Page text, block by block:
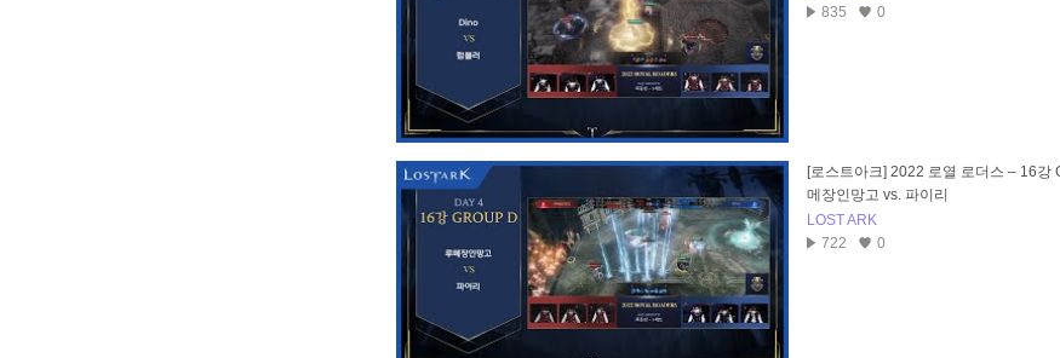
835
0
[로스트아크] 2022 로열 로더스 – 16강
메장인망고 vs. 파이리
LOST ARK
722
0